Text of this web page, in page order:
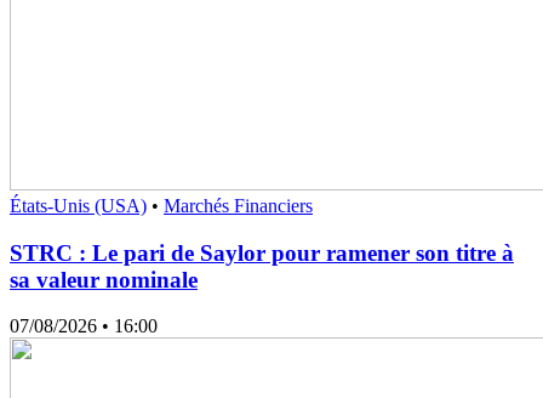
États-Unis (USA) • Marchés Financiers
STRC : Le pari de Saylor pour ramener son titre à
sa valeur nominale
07/08/2026 • 16:00